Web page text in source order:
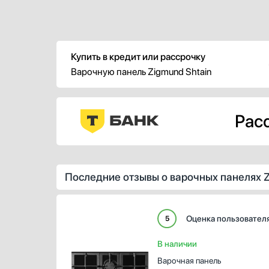
Купить в кредит или рассрочку
Варочную панель Zigmund Shtain
Последние отзывы о варочных панелях
5 Оценка
В наличии
Варочная панель